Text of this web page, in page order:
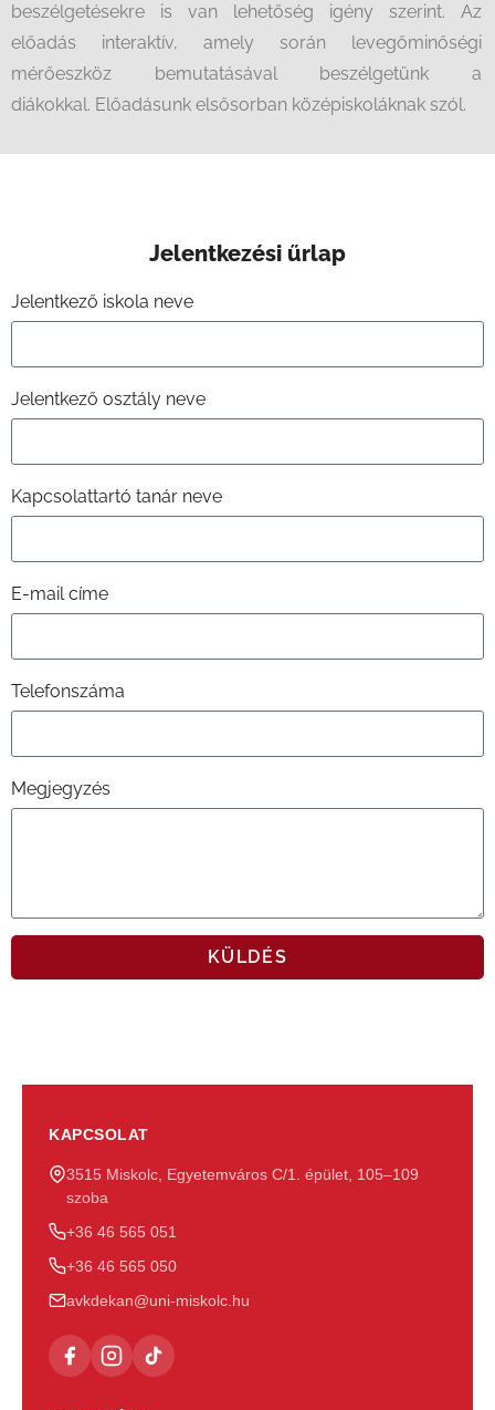
beszélgetésekre is van lehetőség igény szerint. Az
előadás interaktív, amely során levegőminőségi
mérőeszköz bemutatásával beszélgetünk a
diákokkal. Előadásunk elsősorban középiskoláknak szól.
Jelentkezési űrlap
Jelentkező iskola neve
Jelentkező osztály neve
Kapcsolattartó tanár neve
E-mail címe
Telefonszáma
Megjegyzés
KÜLDÉS
KAPCSOLAT
3515 Miskolc, Egyetemváros C/1. épület, 105–109
szoba
+36 46 565 051
+36 46 565 050
avkdekan@uni-miskolc.hu